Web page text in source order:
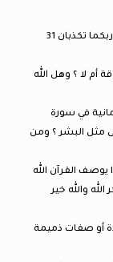
34) لماذا الله في سورة الرحمن يكرر كلمة فبأي الاء ربكما تكذبان 31
أم لا ؟ وهل الله
في سورة
عرش مثل البشر ؟ ومن
يوصف القرآن الله
ويمكر الله والله خير
أو صفات ذميمة